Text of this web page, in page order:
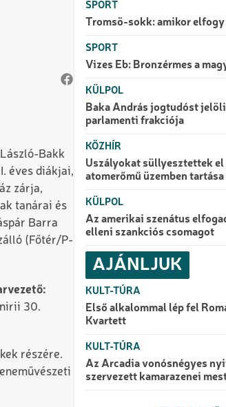
Bakk
éves diákjai,
zárja,
tanárai és
Barra
(Főtér/P-
30.
részére.
SPORT
Tromsö-sokk: amikor
SPORT
Vizes Eb: Bronzérmes a
KÜLPOL
Baka András jogtudóst
parlamenti frakciója
KÖZHÍR
Uszályokat süllyesztettek el
atomerőmű üzemben tartása
KÜLPOL
Az amerikai szenátus
elleni szankciós csomagot
AJÁNLJUK
KULT-TÚRA
Első alkalommal lép fel
Kvartett
KULT-TÚRA
Az Arcadia vonósnégyes
szervezett kamarazenei